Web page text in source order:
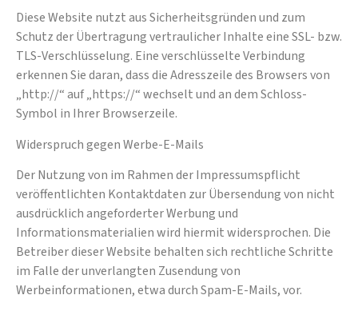
Diese Website nutzt aus Sicherheitsgründen und zum
Schutz der Übertragung vertraulicher Inhalte eine SSL- bzw.
TLS-Verschlüsselung. Eine verschlüsselte Verbindung
erkennen Sie daran, dass die Adresszeile des Browsers von
„http://“ auf „https://“ wechselt und an dem Schloss-
Symbol in Ihrer Browserzeile.
Widerspruch gegen Werbe-E-Mails
Der Nutzung von im Rahmen der Impressumspflicht
veröffentlichten Kontaktdaten zur Übersendung von nicht
ausdrücklich angeforderter Werbung und
Informationsmaterialien wird hiermit widersprochen. Die
Betreiber dieser Website behalten sich rechtliche Schritte
im Falle der unverlangten Zusendung von
Werbeinformationen, etwa durch Spam-E-Mails, vor.